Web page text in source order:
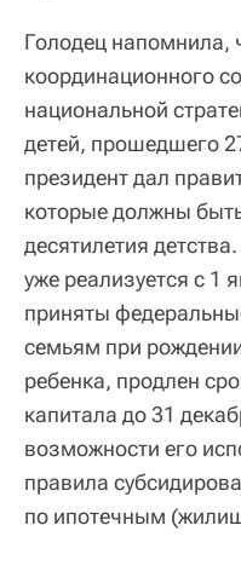
Голодец напомнила,
координационного
национальной
детей, прошедшего
президент дал
которые должны
десятилетия
уже реализуется с 1
приняты
семьям при
ребенка, продлен
капитала до 31
возможности его
правила
по ипотечным